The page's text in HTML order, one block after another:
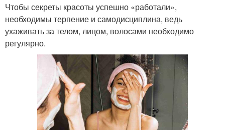
Чтобы секреты красоты успешно «работали»,
необходимы терпение и самодисциплина, ведь
ухаживать за телом, лицом, волосами необходимо
регулярно.